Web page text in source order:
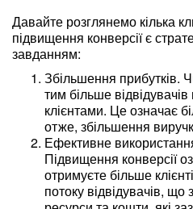
Давайте розглянемо кілька
підвищення конверсії є
завданням:
Збільшення прибутків.
тим більше
клієнтами. Це означає
отже, збільшення
Ефективне
Підвищення конверсії
отримуєте більше
потоку відвідувачів,